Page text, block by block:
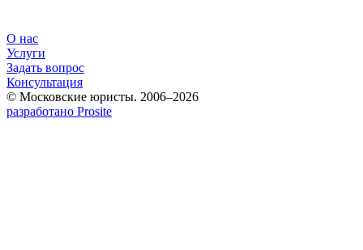
О нас
Услуги
Задать вопрос
Консультация
© Московские юристы. 2006–2026
разработано Prosite